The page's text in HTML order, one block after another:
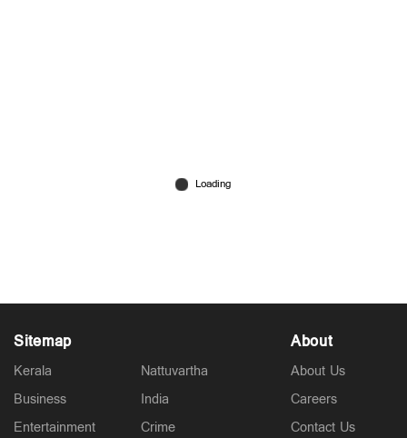
Sitemap
Kerala
Business
Entertainment
Nattuvartha
India
Crime
About
About Us
Careers
Contact Us